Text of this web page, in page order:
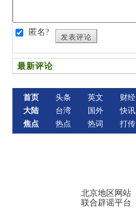
匿名?
发表评论
最新评论
首页
大陆
焦点
头条
台湾
热点
英文
国外
热词
财经
快讯
打传
北京地区网站
联合辟谣平台